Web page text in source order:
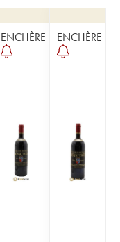
ENCHÈRE ENCHÈRE